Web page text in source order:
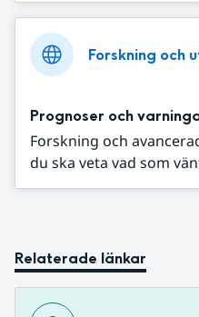
Forskning och
Prognoser och
Forskning och
du ska veta vad som
Relaterade länkar